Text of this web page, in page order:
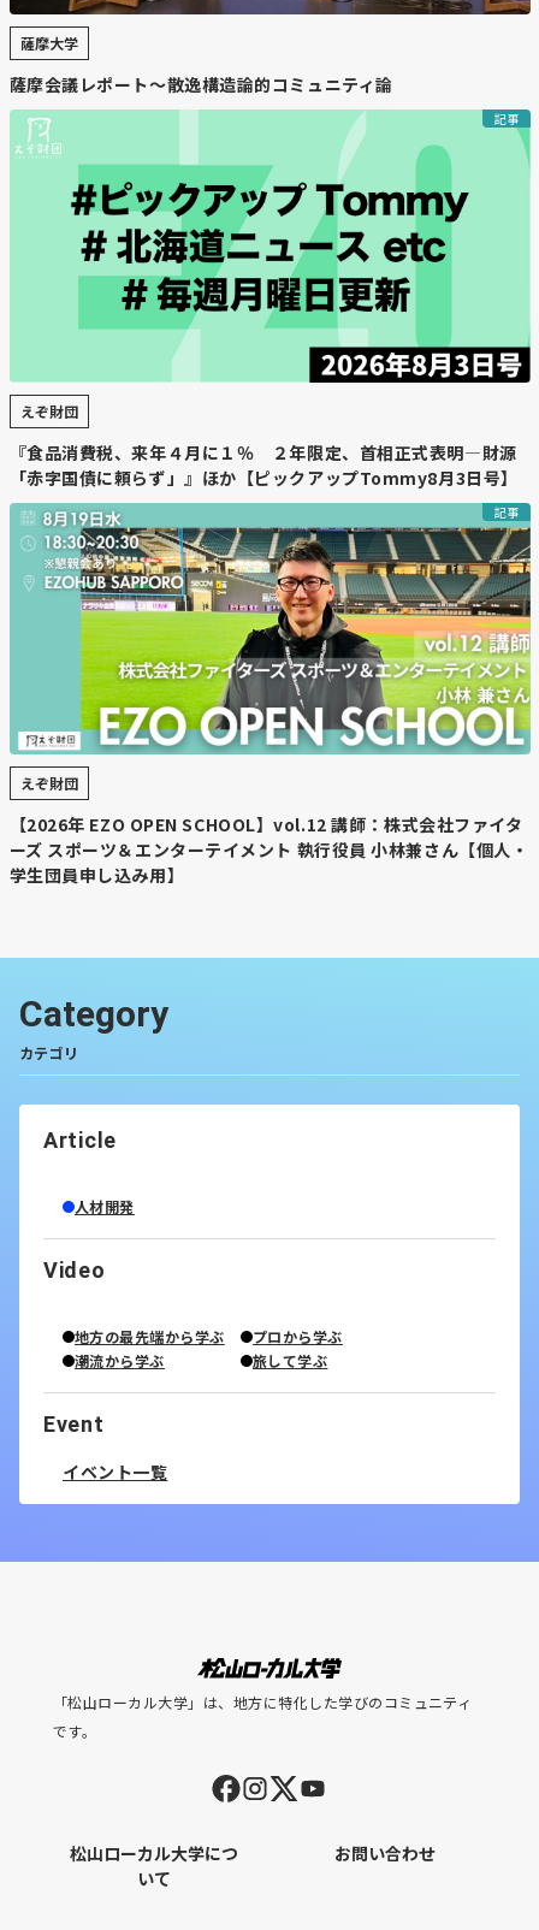
薩摩大学
薩摩会議レポート〜散逸構造論的コミュニティ論
記事
えぞ財団
『食品消費税、来年４月に１％ ２年限定、首相正式表明―財源
「赤字国債に頼らず」』ほか【ピックアップTommy8月3日号】
記事
えぞ財団
【2026年 EZO OPEN SCHOOL】vol.12 講師：株式会社ファイタ
ーズ スポーツ＆エンターテイメント 執行役員 小林兼さん【個人・
学生団員申し込み用】
Category
カテゴリ
Article
人材開発
Video
地方の最先端から学ぶ
プロから学ぶ
潮流から学ぶ
旅して学ぶ
Event
イベント一覧
「松山ローカル大学」は、地方に特化した学びのコミュニティ
です。
松山ローカル大学につ
いて
お問い合わせ